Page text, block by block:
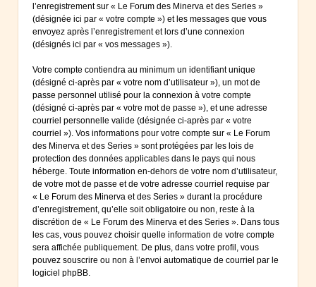
l’enregistrement sur « Le Forum des Minerva et des Series »
(désignée ici par « votre compte ») et les messages que vous
envoyez après l’enregistrement et lors d’une connexion
(désignés ici par « vos messages »).
Votre compte contiendra au minimum un identifiant unique
(désigné ci-après par « votre nom d’utilisateur »), un mot de
passe personnel utilisé pour la connexion à votre compte
(désigné ci-après par « votre mot de passe »), et une adresse
courriel personnelle valide (désignée ci-après par « votre
courriel »). Vos informations pour votre compte sur « Le Forum
des Minerva et des Series » sont protégées par les lois de
protection des données applicables dans le pays qui nous
héberge. Toute information en-dehors de votre nom d’utilisateur,
de votre mot de passe et de votre adresse courriel requise par
« Le Forum des Minerva et des Series » durant la procédure
d’enregistrement, qu’elle soit obligatoire ou non, reste à la
discrétion de « Le Forum des Minerva et des Series ». Dans tous
les cas, vous pouvez choisir quelle information de votre compte
sera affichée publiquement. De plus, dans votre profil, vous
pouvez souscrire ou non à l’envoi automatique de courriel par le
logiciel phpBB.